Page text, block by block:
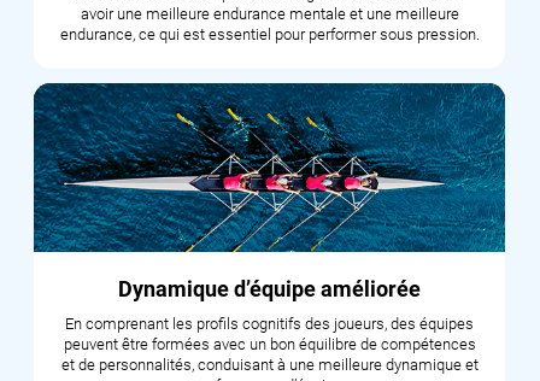
avoir une meilleure endurance mentale et une meilleure
endurance, ce qui est essentiel pour performer sous pression.
Dynamique d’équipe améliorée
En comprenant les profils cognitifs des joueurs, des équipes
peuvent être formées avec un bon équilibre de compétences
et de personnalités, conduisant à une meilleure dynamique et